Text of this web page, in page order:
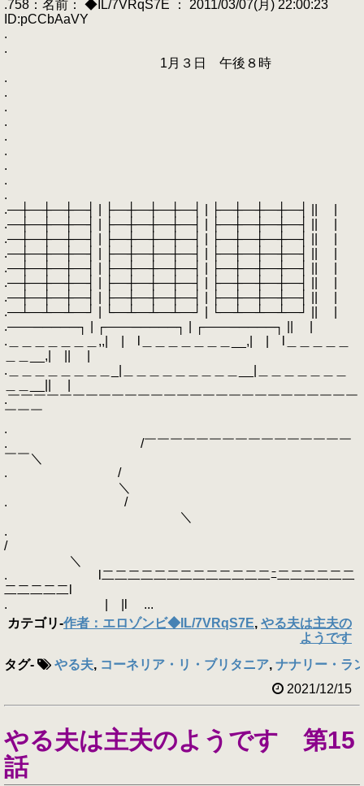
.758：名前： ◆IL/7VRqS7E ： 2011/03/07(月) 22:00:23
ID:pCCbAaVY
.
.
1月３日 午後８時
.
.
.
.
.
.
.
.
.
.―┼―┼―┼―┤ | ├―┼―┼―┼―┤ | ├―┼―┼―┼―┤ || |
.―┼―┼―┼―┤ | ├―┼―┼―┼―┤ | ├―┼―┼―┼―┤ || |
.―┼―┼―┼―┤ | ├―┼―┼―┼―┤ | ├―┼―┼―┼―┤ || |
.―┼―┼―┼―┤ | ├―┼―┼―┼―┤ | ├―┼―┼―┼―┤ || |
.―┼―┼―┼―┤ | ├―┼―┼―┼―┤ | ├―┼―┼―┼―┤ || |
.―┼―┼―┼―┤ | ├―┼―┼―┼―┤ | ├―┼―┼―┼―┤ || |
.―┼―┼―┼―┤ | ├―┼―┼―┼―┤ | ├―┼―┼―┼―┤ || |
.―┴―┴―┴―┘ | └―┴―┴―┴―┘ | └―┴―┴―┴―┘ || |
.――─────┐ | ┌――─────┐ | ┌――─────┐ || |
.＿＿＿＿＿＿＿,,| | l＿＿＿＿＿＿＿__,| | l＿＿＿＿＿
＿＿__,| || |
.＿＿＿＿＿＿＿＿_|＿＿＿＿＿＿＿＿＿__|＿＿＿＿＿＿＿
.￣￣￣￣￣￣￣￣￣￣￣￣￣￣￣￣￣￣￣￣￣￣￣￣￣￣￣
￣￣￣
.
. /￣￣￣￣￣￣￣￣￣￣￣￣￣￣￣￣
￣￣＼
. /
＼
. /
＼
.
/
＼
. l二二二二二二二二二二二二二ﾆ二二二二二二
二二二二二l
. | |l ...
カテゴリ-作者：エロゾンビ◆IL/7VRqS7E, やる夫は主夫の
ようです
タグ- やる夫, コーネリア・リ・ブリタニア, ナナリー・ラ
2021/12/15
やる夫は主夫のようです 第15
話